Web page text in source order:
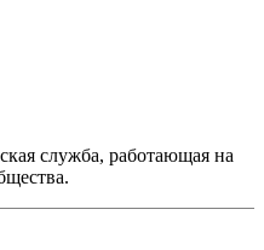
служба, работающая на